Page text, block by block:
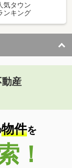
気タウン
ンキング
産
物件を
！